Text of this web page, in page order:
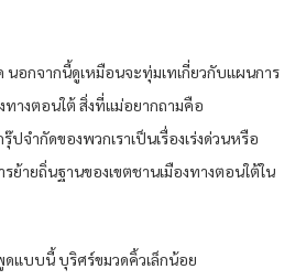
นอกจากนี้ดูเหมือนจะทุ่มเทเกี่ยวกับแผนการ
ทางตอนใต้ สิ่งที่แม่อยากถามคือ
จำกัดของพวกเราเป็นเรื่องเร่งด่วนหรือ
ย้ายถิ่นฐานของเขตชานเมืองทางตอนใต้ใน
แบบนี้ บุริศร์ขมวดคิ้วเล็กน้อย